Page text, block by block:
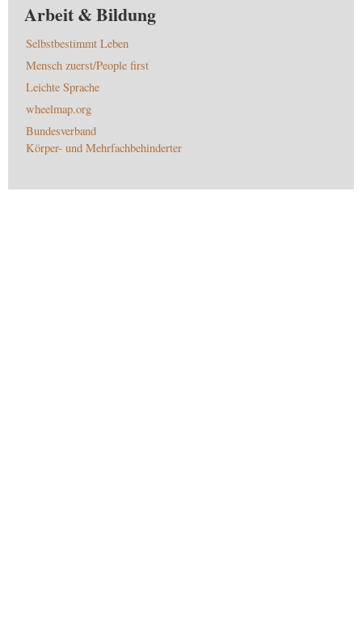
Arbeit & Bildung
Selbstbestimmt Leben
Mensch zuerst/People first
Leichte Sprache
wheelmap.org
Bundesverband
Körper- und Mehrfachbehinderter